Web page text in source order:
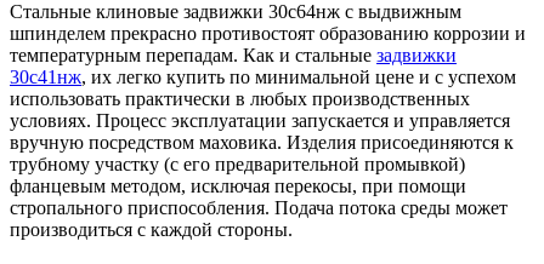
Стальные клиновые задвижки 30с64нж с выдвижным
шпинделем прекрасно противостоят образованию коррозии и
температурным перепадам. Как и стальные задвижки
30с41нж, их легко купить по минимальной цене и с успехом
использовать практически в любых производственных
условиях. Процесс эксплуатации запускается и управляется
вручную посредством маховика. Изделия присоединяются к
трубному участку (с его предварительной промывкой)
фланцевым методом, исключая перекосы, при помощи
стропального приспособления. Подача потока среды может
производиться с каждой стороны.